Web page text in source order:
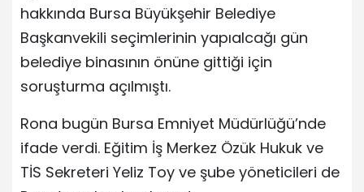
hakkında Bursa Büyükşehir Belediye
Başkanvekili seçimlerinin yapıalcağı gün
belediye binasının önüne gittiği için
soruşturma açılmıştı.
Rona bugün Bursa Emniyet Müdürlüğü’nde
ifade verdi. Eğitim İş Merkez Özük Hukuk ve
TİS Sekreteri Yeliz Toy ve şube yöneticileri de